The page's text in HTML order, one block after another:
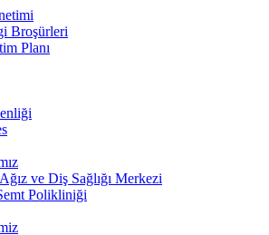
Broşürleri
Planı
ve Diş Sağlığı Merkezi
Polikliniği